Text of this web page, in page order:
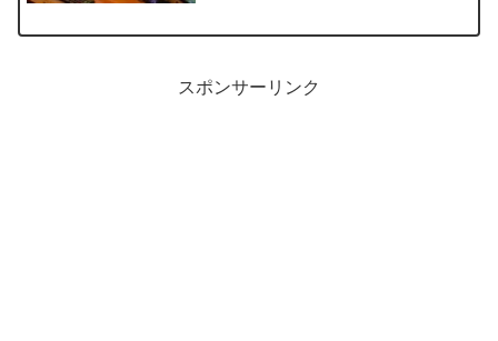
クが理想なのですが、週に４日は在宅勤
スポンサーリンク